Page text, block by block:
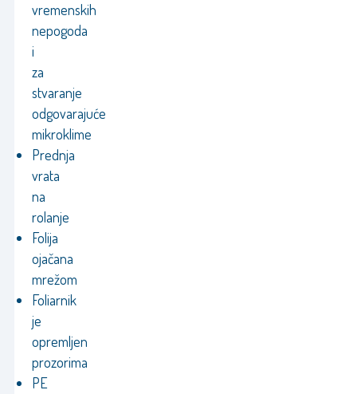
vremenskih
nepogoda
i
za
stvaranje
odgovarajuće
mikroklime
Prednja
vrata
na
rolanje
Folija
ojačana
mrežom
Foliarnik
je
opremljen
prozorima
PE